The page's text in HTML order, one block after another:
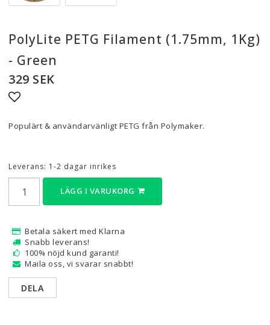
PolyLite PETG Filament (1.75mm, 1Kg)
- Green
329 SEK
Populärt & användarvänligt PETG från Polymaker.
Leverans: 1-2 dagar inrikes
LÄGG I VARUKORG
Betala säkert med Klarna
Snabb leverans!
100% nöjd kund garanti!
Maila oss, vi svarar snabbt!
DELA